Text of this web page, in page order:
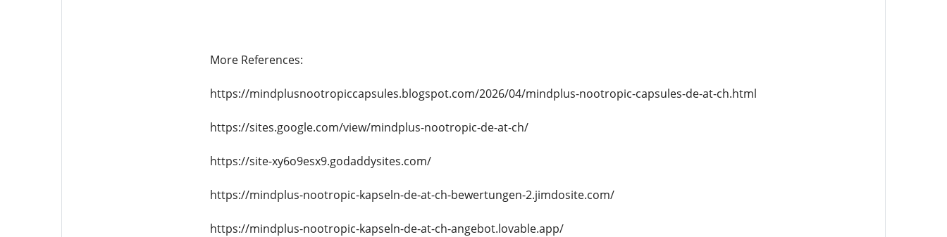
More References:
https://mindplusnootropiccapsules.blogspot.com/2026/04/mindplus-nootropic-capsules-de-at-ch.html
https://sites.google.com/view/mindplus-nootropic-de-at-ch/
https://site-xy6o9esx9.godaddysites.com/
https://mindplus-nootropic-kapseln-de-at-ch-bewertungen-2.jimdosite.com/
https://mindplus-nootropic-kapseln-de-at-ch-angebot.lovable.app/